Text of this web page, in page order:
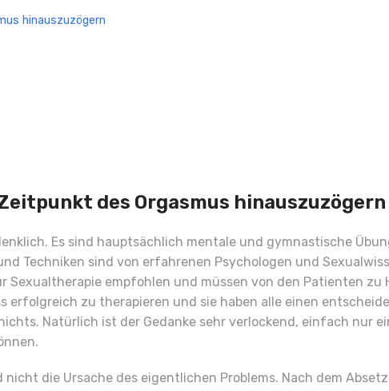
hinauszuzögern
des Orgasmus hinauszuzögern
Es sind hauptsächlich mentale und gymnastische
Techniken sind von erfahrenen Psychologen und
Sexualtherapie empfohlen und müssen von den Patienten zu
erfolgreich zu therapieren und sie haben alle einen
Natürlich ist der Gedanke sehr verlockend, einfach nur
die Ursache des eigentlichen Problems. Nach dem